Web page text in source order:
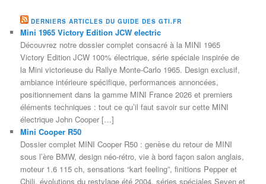
DERNIERS ARTICLES DU GUIDE DES GTI.FR
Mini 1965 Victory Edition JCW electric
Découvrez notre dossier complet consacré à la MINI 1965
Victory Edition JCW 100% électrique, série spéciale inspirée de
la Mini victorieuse du Rallye Monte-Carlo 1965. Design exclusif,
ambiance intérieure spécifique, performances annoncées,
positionnement dans la gamme MINI France 2026 et premiers
éléments techniques : tout ce qu’il faut savoir sur cette MINI
électrique John Cooper […]
Mini Cooper R50
Dossier complet MINI Cooper R50 : genèse du retour de MINI
sous l’ère BMW, design néo-rétro, vie à bord façon salon anglais,
moteur 1.6 115 ch, sensations “kart feeling”, finitions Pepper et
Chili, évolutions du restylage été 2004, séries spéciales Seven et